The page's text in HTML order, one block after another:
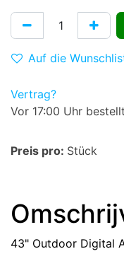
Auf die
Vertrag?
Vor 17:00 Uhr
Preis pro: Stück
43" Outdoor Digital